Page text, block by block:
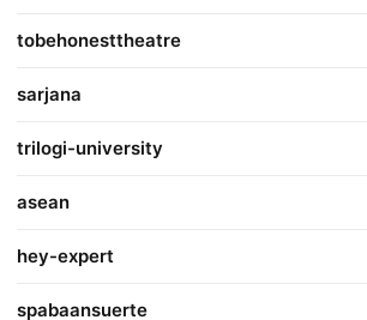
tobehonesttheatre
sarjana
trilogi-university
asean
hey-expert
spabaansuerte